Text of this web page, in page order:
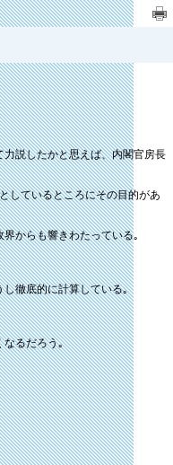
説したかと思えば、内閣官房長
しているところにその目的があ
からも響きわたっている｡
徹底的に計算している｡
なるだろう｡